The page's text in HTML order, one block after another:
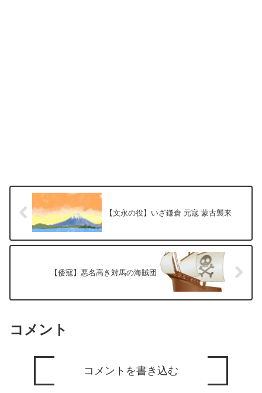
【文永の役】いざ鎌倉 元寇 蒙古襲来
【倭寇】悪名高き対馬の海賊団
コメント
コメントを書き込む